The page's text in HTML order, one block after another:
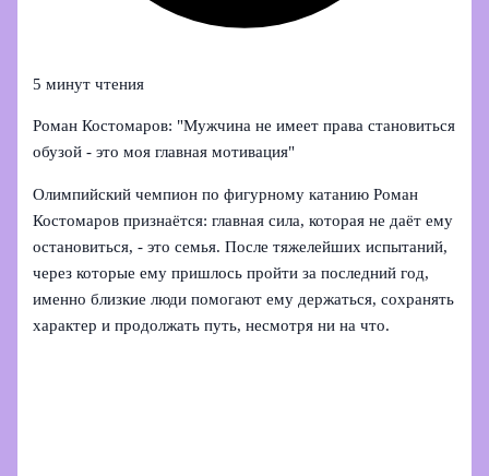
5 минут чтения
Роман Костомаров: "Мужчина не имеет права становиться
обузой - это моя главная мотивация"
Олимпийский чемпион по фигурному катанию Роман
Костомаров признаётся: главная сила, которая не даёт ему
остановиться, - это семья. После тяжелейших испытаний,
через которые ему пришлось пройти за последний год,
именно близкие люди помогают ему держаться, сохранять
характер и продолжать путь, несмотря ни на что.